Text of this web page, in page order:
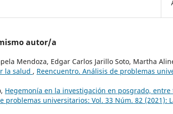
autor/a
Mendoza, Edgar Carlos Jarillo Soto, Martha
la salud , Reencuentro. Análisis de problemas
Hegemonía en la investigación en posgrado,
problemas universitarios: Vol. 33 Núm. 82 (2021):